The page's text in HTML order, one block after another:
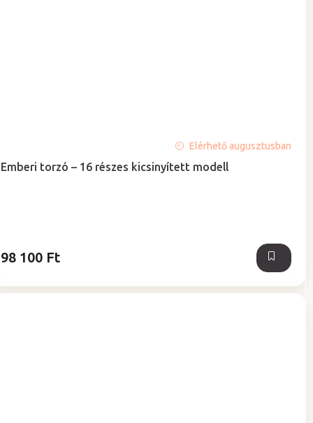
Emberi torzó – 16 részes kicsinyített modell
Elérhető augusztusban
98 100 Ft